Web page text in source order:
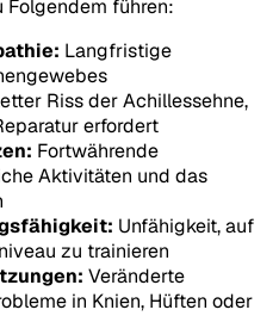
Folgendem führen:
Langfristige
Riss der Achillessehne,
erfordert
Fortwährende
Aktivitäten und das
Unfähigkeit, auf
zu trainieren
Veränderte
in Knien, Hüften oder